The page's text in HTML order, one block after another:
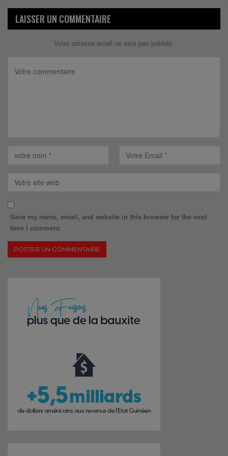
LAISSER UN COMMENTAIRE
Votre adresse email ne sera pas publiée.
Save my name, email, and website in this browser for the next
time I comment.